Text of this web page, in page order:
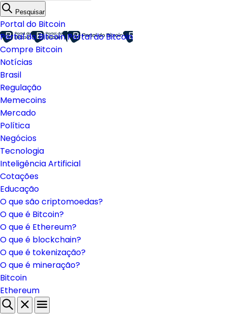
Pesquisar
Portal do Bitcoin
Portal do BitcoinPortal do Bitcoin
Compre Bitcoin
Notícias
Brasil
Regulação
Memecoins
Mercado
Política
Negócios
Tecnologia
Inteligência Artificial
Cotações
Educação
O que são criptomoedas?
O que é Bitcoin?
O que é Ethereum?
O que é blockchain?
O que é tokenização?
O que é mineração?
Bitcoin
Ethereum